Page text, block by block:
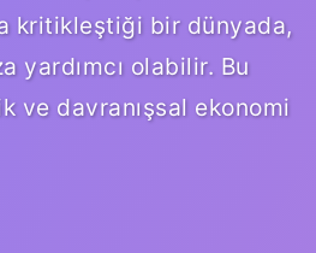
kritikleştiği bir dünyada,
yardımcı olabilir. Bu
ve davranışsal ekonomi